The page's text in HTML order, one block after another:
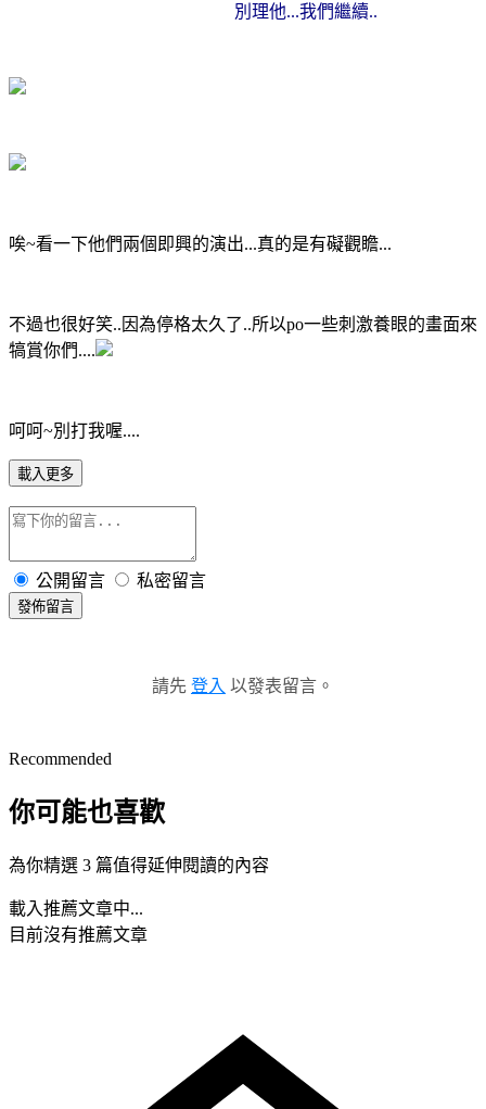
別理他...我們繼續..
唉~看一下他們兩個即興的演出...真的是有礙觀瞻...
不過也很好笑..因為停格太久了..所以po一些刺激養眼的畫面來
犒賞你們....
呵呵~別打我喔....
載入更多
公開留言 私密留言
發佈留言
請先 登入 以發表留言。
Recommended
你可能也喜歡
為你精選 3 篇值得延伸閱讀的內容
載入推薦文章中...
目前沒有推薦文章